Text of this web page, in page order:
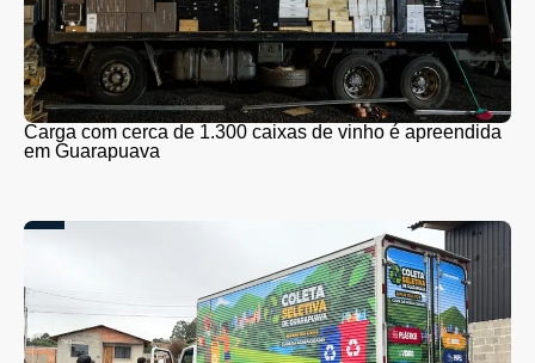
Carga com cerca de 1.300 caixas de vinho é apreendida
em Guarapuava